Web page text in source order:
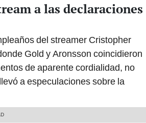
a las declaraciones
del streamer Cristopher
Gold y Aronsson coincidieron
de aparente cordialidad, no
a especulaciones sobre la